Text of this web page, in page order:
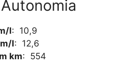
l: 10,9
l: 12,6
km: 554